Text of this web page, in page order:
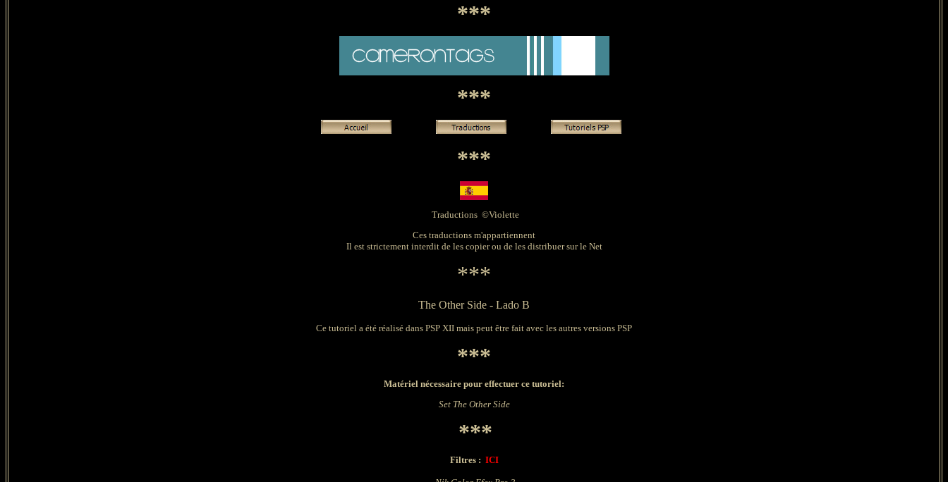
***
***
***
Traductions ©Violette
Ces traductions m'appartiennent
Il est strictement interdit de les copier ou de les distribuer sur le Net
***
The Other Side - Lado B
Ce tutoriel a été réalisé dans PSP XII mais peut être fait avec les autres versions PSP
***
Matériel nécessaire pour effectuer ce tutoriel:
Set The Other Side
***
Filtres : ICI